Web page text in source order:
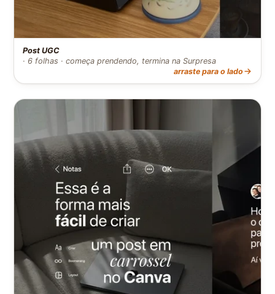
Post UGC
· 6 folhas · começa prendendo, termina na Surpresa
arraste para o lado